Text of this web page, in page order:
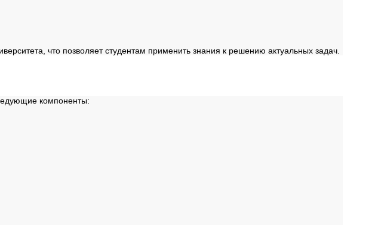
что позволяет студентам применить знания к решению актуальных задач.
компоненты: